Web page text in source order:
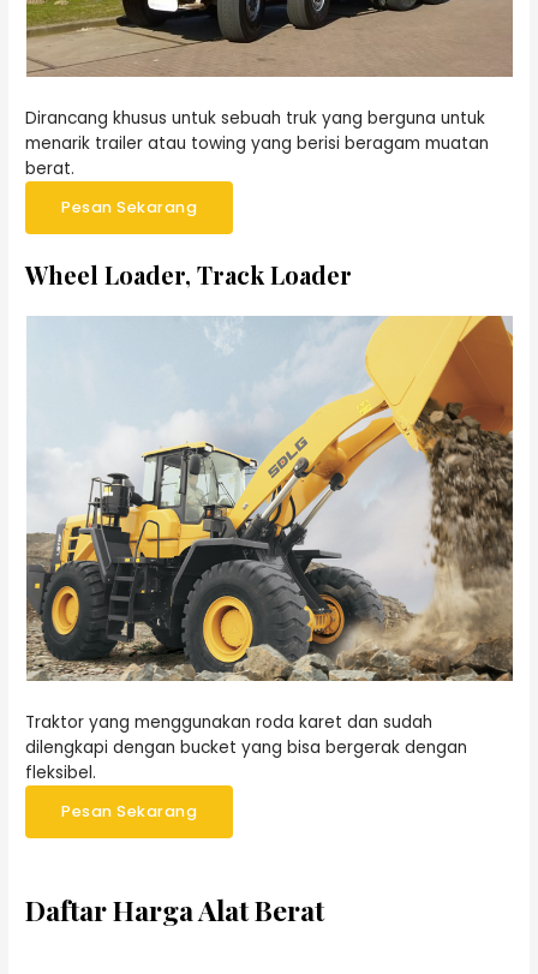
Dirancang khusus untuk sebuah truk yang berguna untuk
menarik trailer atau towing yang berisi beragam muatan
berat.
Pesan Sekarang
Wheel Loader, Track Loader
Traktor yang menggunakan roda karet dan sudah
dilengkapi dengan bucket yang bisa bergerak dengan
fleksibel.
Pesan Sekarang
Daftar Harga Alat Berat